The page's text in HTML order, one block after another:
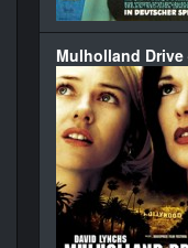
Mulholland